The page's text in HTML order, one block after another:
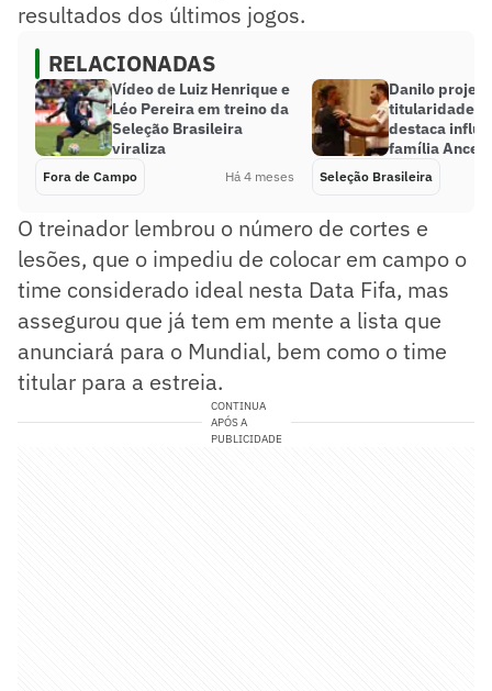
resultados dos últimos jogos.
RELACIONADAS
Vídeo de Luiz Henrique e
Léo Pereira em treino da
Seleção Brasileira
viraliza
Fora de Campo Há 4 meses
Danilo projeta
titularidade
destaca
família
Seleção Brasileira
O treinador lembrou o número de cortes e
lesões, que o impediu de colocar em campo o
time considerado ideal nesta Data Fifa, mas
assegurou que já tem em mente a lista que
anunciará para o Mundial, bem como o time
titular para a estreia.
CONTINUA
APÓS A
PUBLICIDADE